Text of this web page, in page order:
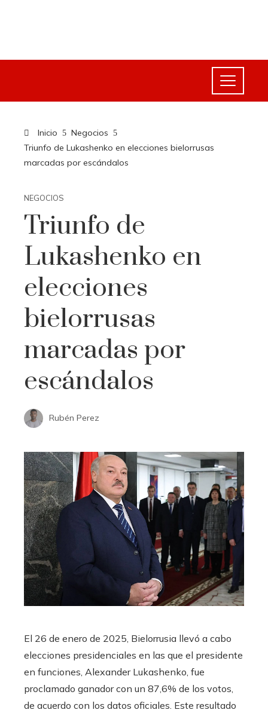
Inicio
Negocios
Triunfo de Lukashenko en elecciones bielorrusas
marcadas por escándalos
NEGOCIOS
Triunfo de
Lukashenko en
elecciones
bielorrusas
marcadas por
escándalos
Rubén Perez
El 26 de enero de 2025, Bielorrusia llevó a cabo
elecciones presidenciales en las que el presidente
en funciones, Alexander Lukashenko, fue
proclamado ganador con un 87,6% de los votos,
de acuerdo con los datos oficiales. Este resultado